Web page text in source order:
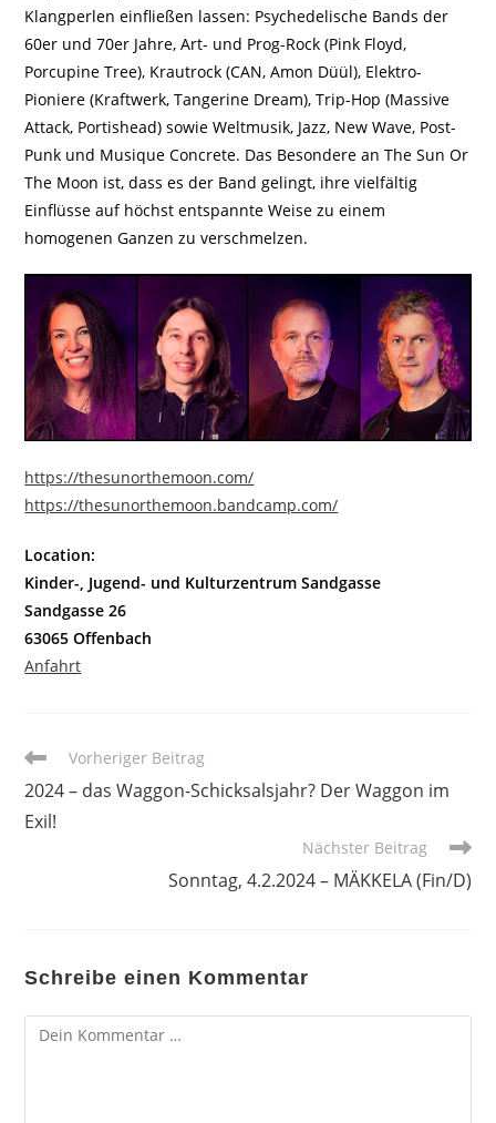
Klangperlen einfließen lassen: Psychedelische Bands der
60er und 70er Jahre, Art- und Prog-Rock (Pink Floyd,
Porcupine Tree), Krautrock (CAN, Amon Düül), Elektro-
Pioniere (Kraftwerk, Tangerine Dream), Trip-Hop (Massive
Attack, Portishead) sowie Weltmusik, Jazz, New Wave, Post-
Punk und Musique Concrete. Das Besondere an The Sun Or
The Moon ist, dass es der Band gelingt, ihre vielfältig
Einflüsse auf höchst entspannte Weise zu einem
homogenen Ganzen zu verschmelzen.
https://thesunorthemoon.com/
https://thesunorthemoon.bandcamp.com/
Location:
Kinder-, Jugend- und Kulturzentrum Sandgasse
Sandgasse 26
63065 Offenbach
Anfahrt
Weitere
ansehen
Vorheriger Beitrag
2024 – das Waggon-Schicksalsjahr? Der Waggon im
Exil!
Nächster Beitrag
Sonntag, 4.2.2024 – MÄKKELA (Fin/D)
Schreibe einen Kommentar
Kommentar